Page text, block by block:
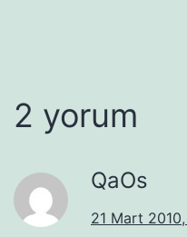
2 yorum
QaOs
21 Mart 2010,